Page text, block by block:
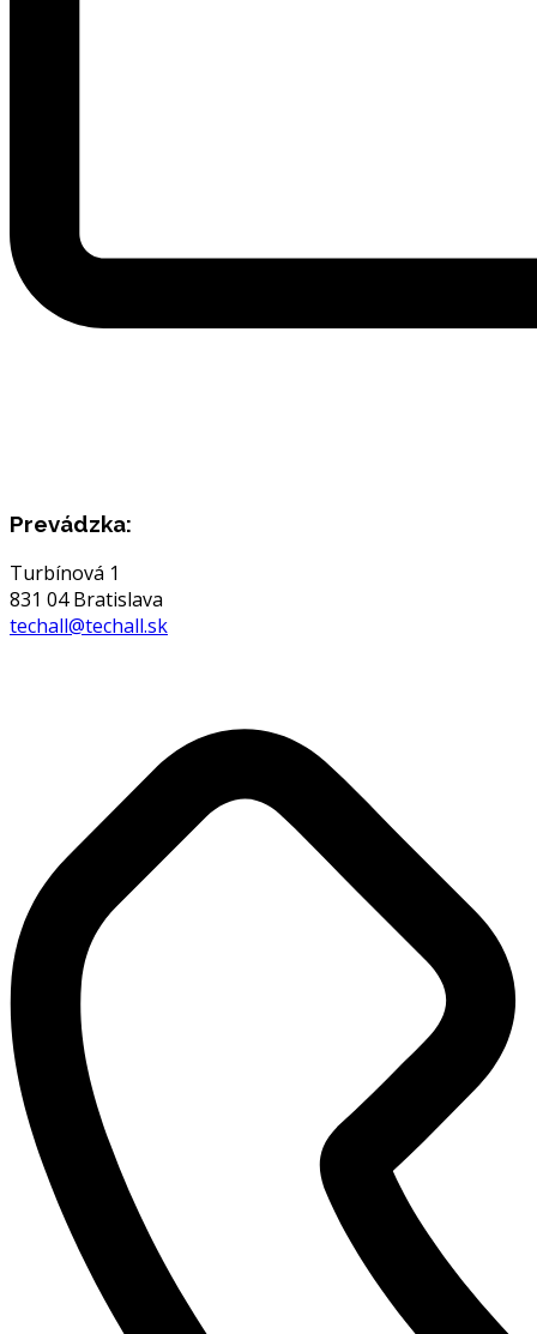
Prevádzka:
Turbínová 1
831 04 Bratislava
techall@techall.sk